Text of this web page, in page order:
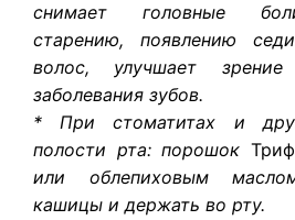
снимает головные
старению, появлению
волос, улучшает
заболевания зубов.
* При стоматитах и
полости рта: порошок
или облепиховым
кашицы и держать во рту.